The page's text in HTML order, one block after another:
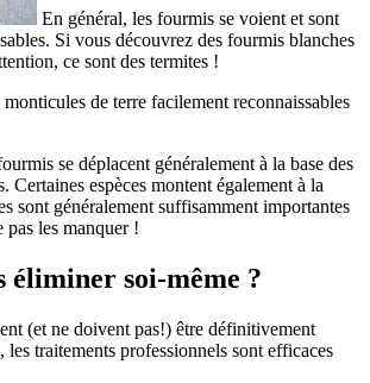
En général, les fourmis se voient et sont
Si vous découvrez des fourmis blanches
ce sont des termites !
de terre facilement reconnaissables
se déplacent généralement à la base des
Certaines espèces montent également à la
sont généralement suffisamment importantes
pas les manquer !
éliminer soi-même ?
(et ne doivent pas!) être définitivement
les traitements professionnels sont efficaces